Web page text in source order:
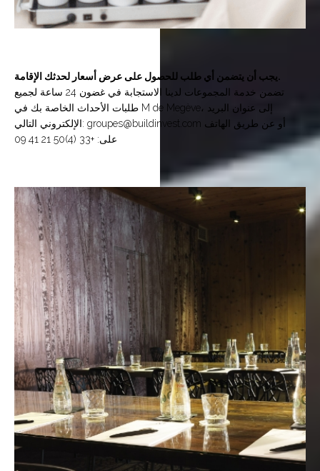
يجب أن يتضمن أي طلب للحصول على عرض أسعار لحدثك الإقامة.
تضمن خدمة المجموعات لدينا الاستجابة في غضون 24 ساعة لجميع
طلبات الأحداث الخاصة بك في M de Megève، إلى عنوان البريد
الإلكتروني التالي: groupes@buildinvest.com أو عن طريق الهاتف
على: +33 (4)50 21 41 09